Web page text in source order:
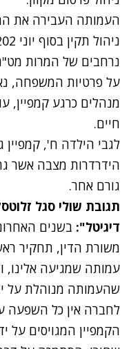
העמותה העבירה את
נרחבים של המרות
על פרטיות המשפחה,
מנהלים כרגע קמפיין,
חיים.
לגבי הילדה ח',
הידרדרות מצבה אשר
גורם אחר.
תגובת שולי סגל
דיגיטל": בשנים
משורת הדין, תחקיר
עמותה שמגיעה אלינו,
שהעמותה מנוהלת על
לחברה אין כל השפעה
הקמפיין המגויסים